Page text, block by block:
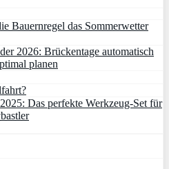
Bauernregel das Sommerwetter
2026: Brückentage automatisch
planen
Das perfekte Werkzeug-Set für